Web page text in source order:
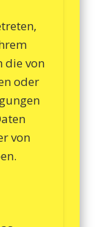
die von
oder
von